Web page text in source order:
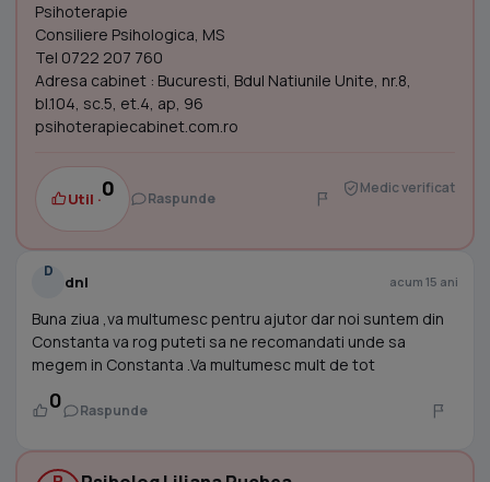
Psihoterapie
Consiliere Psihologica, MS
Tel 0722 207 760
Adresa cabinet : Bucuresti, Bdul Natiunile Unite, nr.8,
bl.104, sc.5, et.4, ap, 96
psihoterapiecabinet.com.ro
Util ·0 Raspunde
Medic verificat
D
dnl acum 15 ani
Buna ziua ,va multumesc pentru ajutor dar noi suntem din
Constanta va rog puteti sa ne recomandati unde sa
megem in Constanta .Va multumesc mult de tot
0 Raspunde